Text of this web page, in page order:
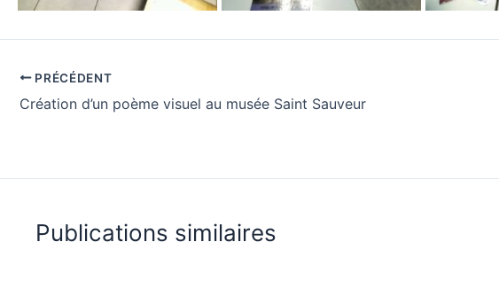
PRÉCÉDENT
Création d’un poème visuel au musée Saint Sauveur
Publications similaires